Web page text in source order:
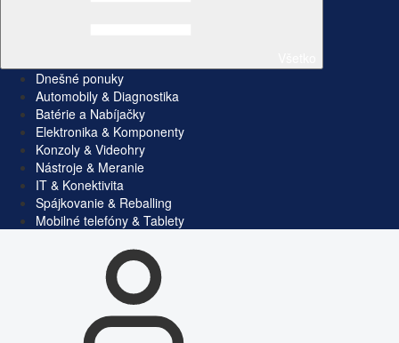
Dnešné ponuky
Automobily & Diagnostika
Batérie a Nabíjačky
Elektronika & Komponenty
Konzoly & Videohry
Nástroje & Meranie
IT & Konektivita
Spájkovanie & Reballing
Mobilné telefóny & Tablety